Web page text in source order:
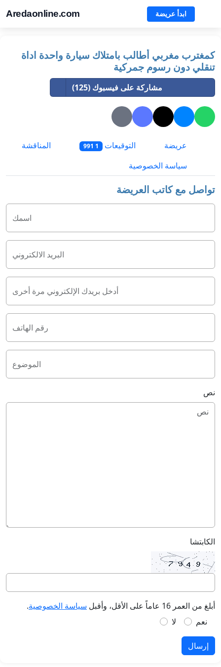
Aredaonline.com ابدأ عريضة
كمغترب مغربي أطالب بامتلاك سيارة واحدة اداة
تنقلي دون رسوم جمركية
مشاركة على فيسبوك (125)
عريضة التوقيعات 1 991
المناقشة
سياسة الخصوصية
تواصل مع كاتب العريضة
اسمك
البريد الالكتروني
أدخل بريدك الإلكتروني مرة أخرى
رقم الهاتف
الموضوع
نص
الكابتشا
أبلغ من العمر 16 عاماً على الأقل، وأقبل سياسة الخصوصية.
نعم
لا
إرسال